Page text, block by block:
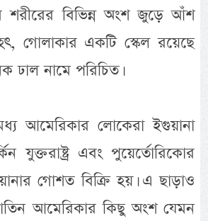
শরীরের বিভিন্ন অংশ জুড়ে আঁশ
গোলাকার একটি স্কেল রয়েছে
ঢাল নামে পরিচিত।
আমেরিকার লোকেরা ইগুয়ানা
যুক্তরাষ্ট্র এবং পুয়ের্তোরিকোর
গোশত বিক্রি হয়। এ ছাড়াও
আমেরিকার কিছু অংশ যেমন